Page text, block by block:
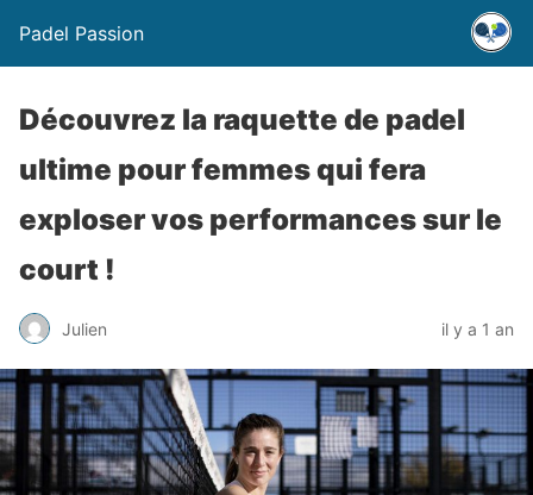
Padel Passion
Découvrez la raquette de padel
ultime pour femmes qui fera
exploser vos performances sur le
court !
Julien il y a 1 an